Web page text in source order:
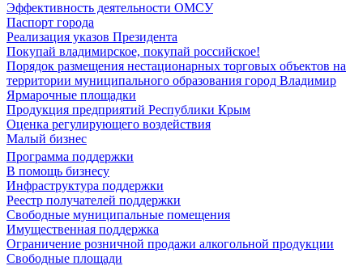
Эффективность деятельности ОМСУ
Паспорт города
Реализация указов Президента
Покупай владимирское, покупай российское!
Порядок размещения нестационарных торговых объектов на
территории муниципального образования город Владимир
Ярмарочные площадки
Продукция предприятий Республики Крым
Оценка регулирующего воздействия
Малый бизнес
Программа поддержки
В помощь бизнесу
Инфраструктура поддержки
Реестр получателей поддержки
Свободные муниципальные помещения
Имущественная поддержка
Ограничение розничной продажи алкогольной продукции
Свободные площади